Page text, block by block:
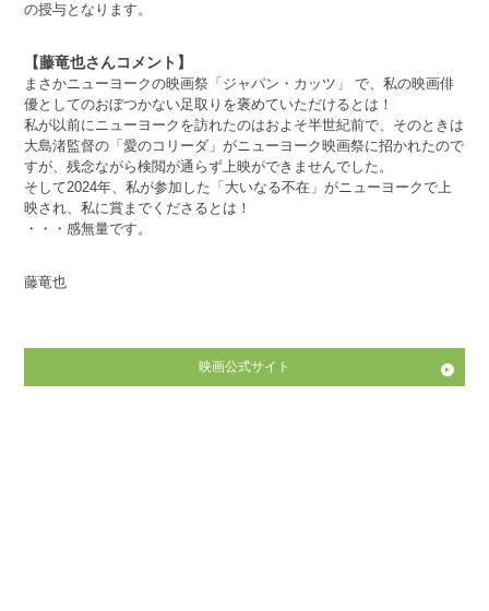
の授与となります。
【藤竜也さんコメント】
まさかニューヨークの映画祭「ジャパン・カッツ」 で、私の映画俳
優としてのおぼつかない足取りを褒めていただけるとは！
私が以前にニューヨークを訪れたのはおよそ半世紀前で、そのときは
大島渚監督の「愛のコリーダ」がニューヨーク映画祭に招かれたので
すが、残念ながら検閲が通らず上映ができませんでした。
そして2024年、私が参加した「大いなる不在」がニューヨークで上
映され、私に賞までくださるとは！
・・・感無量です。
藤竜也
映画公式サイト